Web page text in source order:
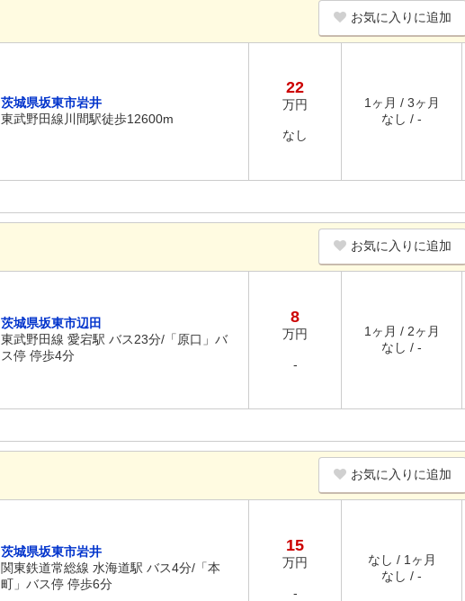
お気に入りに追加
茨城県坂東市岩井
東武野田線川間駅徒歩12600m
22
万円
なし
1ヶ月 / 3ヶ月
なし / -
お気に入りに追加
茨城県坂東市辺田
東武野田線 愛宕駅 バス23分/「原口」バ
ス停 停歩4分
8
万円
-
1ヶ月 / 2ヶ月
なし / -
お気に入りに追加
茨城県坂東市岩井
関東鉄道常総線 水海道駅 バス4分/「本
町」バス停 停歩6分
15
万円
-
なし / 1ヶ月
なし / -